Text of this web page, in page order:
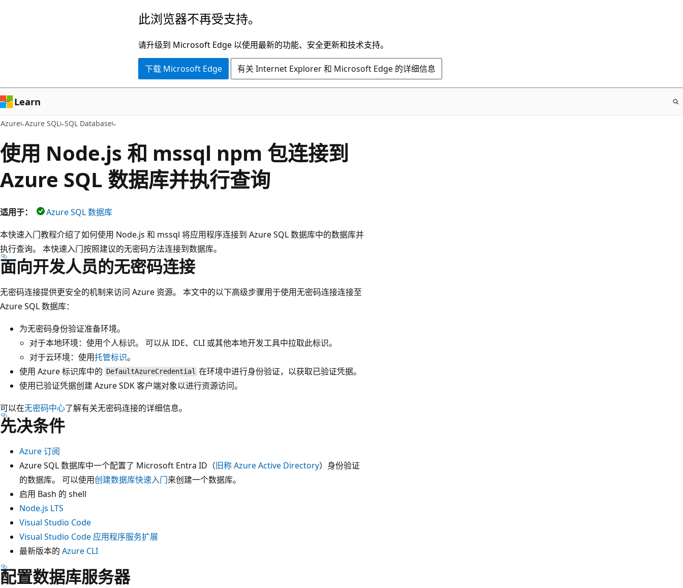
容
此浏览器不再受支持。
请升级到 Microsoft Edge 以使用最新的功能、安全更新和技术支持。
下载 Microsoft Edge 有关 Internet Explorer 和 Microsoft Edge 的详细信息
Learn
Azure Azure SQL SQL Database
使用 Node.js 和 mssql npm 包连接到
Azure SQL 数据库并执行查询
适用于：
Azure SQL 数据库
本快速入门教程介绍了如何使用 Node.js 和 mssql 将应用程序连接到 Azure SQL 数据库中的数据库并
执行查询。 本快速入门按照建议的无密码方法连接到数据库。
面向开发人员的无密码连接
无密码连接提供更安全的机制来访问 Azure 资源。 本文中的以下高级步骤用于使用无密码连接连接至
Azure SQL 数据库：
为无密码身份验证准备环境。
对于本地环境：使用个人标识。 可以从 IDE、CLI 或其他本地开发工具中拉取此标识。
对于云环境：使用托管标识。
使用 Azure 标识库中的 DefaultAzureCredential 在环境中进行身份验证，以获取已验证凭据。
使用已验证凭据创建 Azure SDK 客户端对象以进行资源访问。
可以在无密码中心了解有关无密码连接的详细信息。
先决条件
Azure 订阅
Azure SQL 数据库中一个配置了 Microsoft Entra ID（旧称 Azure Active Directory）身份验证
的数据库。 可以使用创建数据库快速入门来创建一个数据库。
启用 Bash 的 shell
Node.js LTS
Visual Studio Code
Visual Studio Code 应用程序服务扩展
最新版本的 Azure CLI
配置数据库服务器